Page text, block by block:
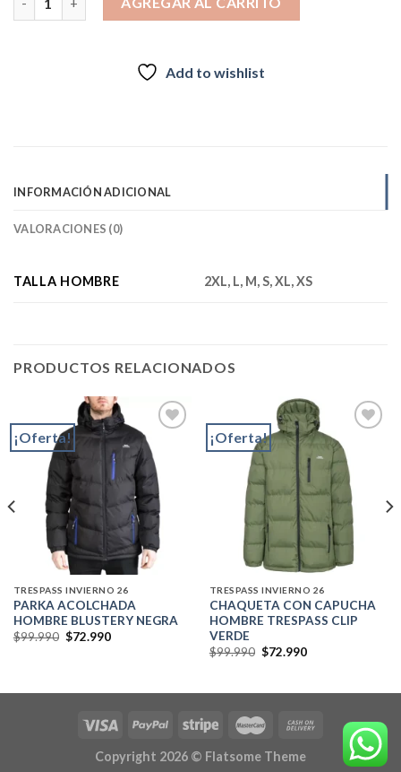
Add to wishlist
INFORMACIÓN ADICIONAL
VALORACIONES (0)
TALLA HOMBRE 2XL, L, M, S, XL, XS
PRODUCTOS RELACIONADOS
¡Oferta!
Add to
wishlist
TRESPASS INVIERNO 26
PARKA ACOLCHADA
HOMBRE BLUSTERY NEGRA
$99.990 El
$72.990El
¡Oferta!
Add to
wishlist
TRESPASS INVIERNO 26
CHAQUETA CON CAPUCHA
HOMBRE TRESPASS CLIP
VERDE
$99.990 El
$99.990.
$72.990El
$72.990.
Copyright 2026 © Flatsome Theme